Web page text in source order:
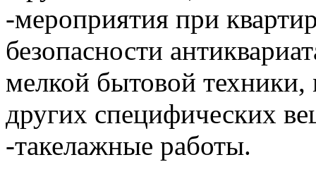
-мероприятия при
безопасности
мелкой бытовой техники,
других специфических
-такелажные работы.